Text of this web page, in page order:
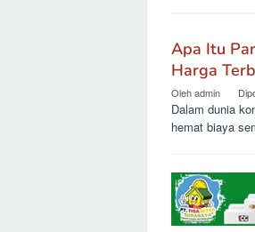
Apa Itu
Harga
Olehadmin
Dalam dunia
hemat biaya